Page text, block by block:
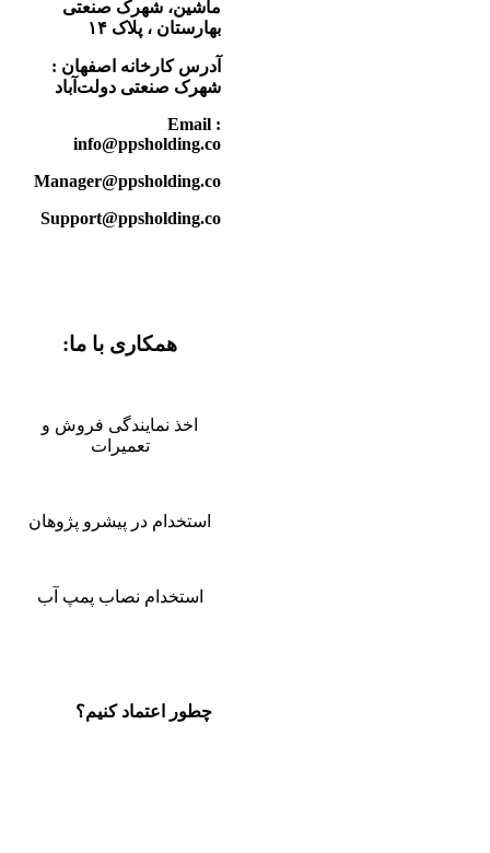
ماشین، شهرک صنعتی
بهارستان ، پلاک ۱۴
آدرس کارخانه اصفهان :
شهرک صنعتی دولت‌آباد
Email :
info@ppsholding.co
Manager@ppsholding.co
Support@ppsholding.co
همکاری با ما:
اخذ نمایندگی فروش و
تعمیرات
استخدام در پیشرو پژوهان
استخدام نصاب پمپ آب
چطور اعتماد کنیم؟